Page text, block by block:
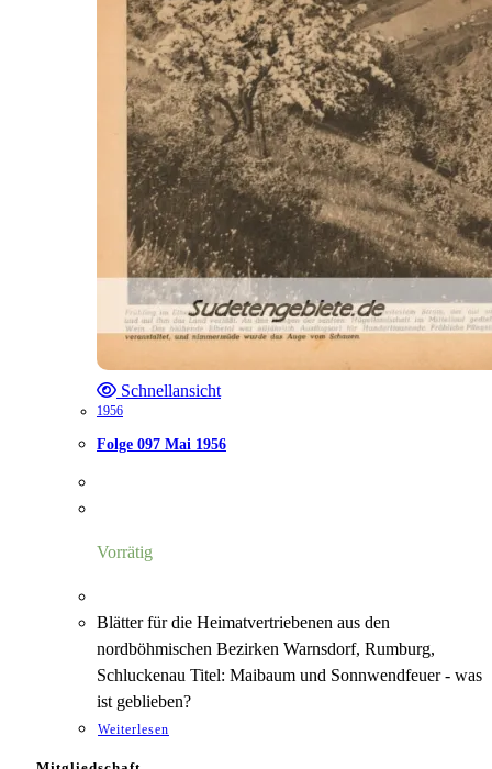
Schnellansicht
1956
Folge 097 Mai 1956
Vorrätig
Blätter für die Heimatvertriebenen aus den
nordböhmischen Bezirken Warnsdorf, Rumburg,
Schluckenau Titel: Maibaum und Sonnwendfeuer - was
ist geblieben?
Weiterlesen